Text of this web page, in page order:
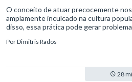
O conceito de atuar precocemente
amplamente inculcado na cultura
disso, essa prática pode gerar
PorDimitris Rados
28